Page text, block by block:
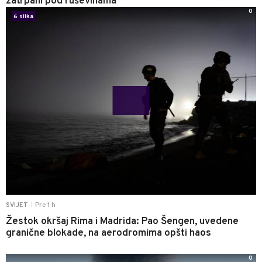
SVIJET Pre 1 h
Žestok okršaj Rima i Madrida: Pao Šengen, uvedene
granične blokade, na aerodromima opšti haos
6 slika
0
0